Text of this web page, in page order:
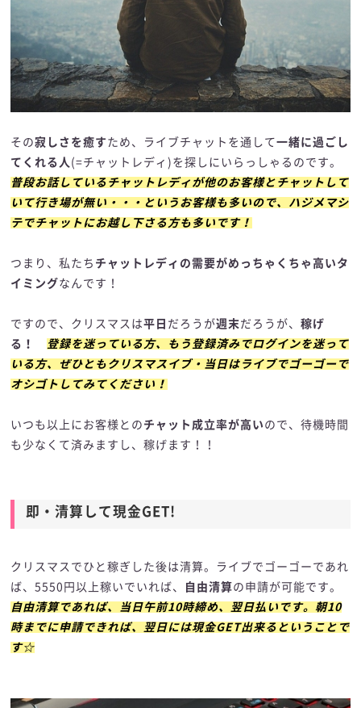
その寂しさを癒す ため、ライブチャットを通して一緒に過ごし
てくれる人 (=チャットレディ)を探しにいらっしゃるのです。
普段お話しているチャットレディが他のお客様とチャットして
いて行き場が無い・・・というお客様も多いので、ハジメマシ
テでチャットにお越し下さる方も多いです！
つまり、私たち チャットレディの需要がめっちゃくちゃ高いタ
イミングなんです！
ですので、クリスマスは平日 だろうが週末だろうが、稼げ
る！
登録を迷っている方、もう登録済みでログインを迷って
いる方、ぜひともクリスマスイブ・当日はライブでゴーゴーで
オシゴトしてみてください！
いつも以上にお客様との チャット成立率が高い ので、待機時間
も少なくて済みますし、稼げます！！
即・清算して現金GET!
クリスマスでひと稼ぎした後は清算。ライブでゴーゴーであれ
ば、5550円以上稼いでいれば、
自由清算の申請が可能です。
自由清算であれば、当日午前10時締め、翌日払いです。朝10
時までに申請できれば、翌日には現金GET出来るということで
す☆